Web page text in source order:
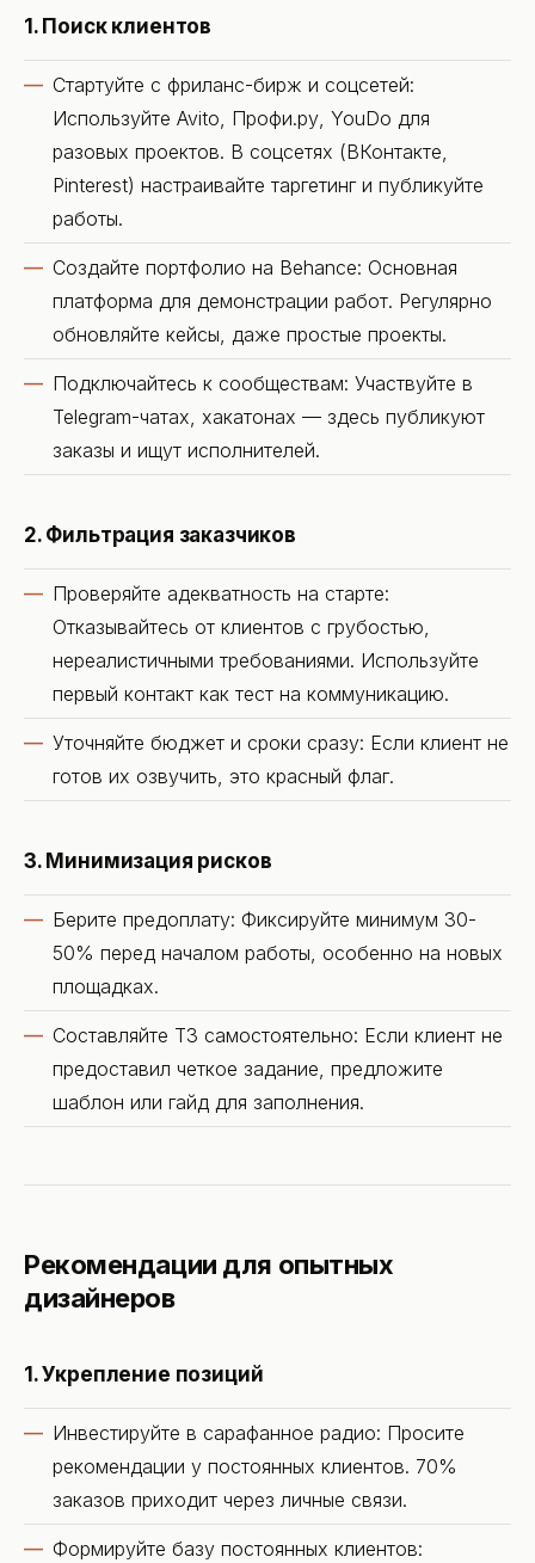
1. Поиск клиентов
Стартуйте с фриланс-бирж и соцсетей:
Используйте Avito, Профи.ру, YouDo для
разовых проектов. В соцсетях (ВКонтакте,
Pinterest) настраивайте таргетинг и публикуйте
работы.
Создайте портфолио на Behance: Основная
платформа для демонстрации работ. Регулярно
обновляйте кейсы, даже простые проекты.
Подключайтесь к сообществам: Участвуйте в
Telegram-чатах, хакатонах — здесь публикуют
заказы и ищут исполнителей.
2. Фильтрация заказчиков
Проверяйте адекватность на старте:
Отказывайтесь от клиентов с грубостью,
нереалистичными требованиями. Используйте
первый контакт как тест на коммуникацию.
Уточняйте бюджет и сроки сразу: Если клиент не
готов их озвучить, это красный флаг.
3. Минимизация рисков
Берите предоплату: Фиксируйте минимум 30-
50% перед началом работы, особенно на новых
площадках.
Составляйте ТЗ самостоятельно: Если клиент не
предоставил четкое задание, предложите
шаблон или гайд для заполнения.
Рекомендации для опытных
дизайнеров
1. Укрепление позиций
Инвестируйте в сарафанное радио: Просите
рекомендации у постоянных клиентов. 70%
заказов приходит через личные связи.
Формируйте базу постоянных клиентов: